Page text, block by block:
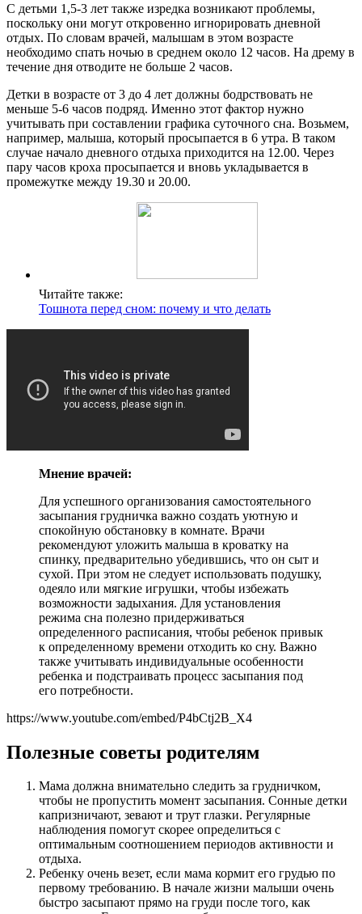
С детьми 1,5-3 лет также изредка возникают проблемы,
поскольку они могут откровенно игнорировать дневной
отдых. По словам врачей, малышам в этом возрасте
необходимо спать ночью в среднем около 12 часов. На дрему в
течение дня отводите не больше 2 часов.
Детки в возрасте от 3 до 4 лет должны бодрствовать не
меньше 5-6 часов подряд. Именно этот фактор нужно
учитывать при составлении графика суточного сна. Возьмем,
например, малыша, который просыпается в 6 утра. В таком
случае начало дневного отдыха приходится на 12.00. Через
пару часов кроха просыпается и вновь укладывается в
промежутке между 19.30 и 20.00.
Читайте также:
Тошнота перед сном: почему и что делать
Мнение врачей:
Для успешного организования самостоятельного
засыпания грудничка важно создать уютную и
спокойную обстановку в комнате. Врачи
рекомендуют уложить малыша в кроватку на
спинку, предварительно убедившись, что он сыт и
сухой. При этом не следует использовать подушку,
одеяло или мягкие игрушки, чтобы избежать
возможности задыхания. Для установления
режима сна полезно придерживаться
определенного расписания, чтобы ребенок привык
к определенному времени отходить ко сну. Важно
также учитывать индивидуальные особенности
ребенка и подстраивать процесс засыпания под
его потребности.
https://www.youtube.com/embed/P4bCtj2B_X4
Полезные советы родителям
Мама должна внимательно следить за грудничком,
чтобы не пропустить момент засыпания. Сонные детки
капризничают, зевают и трут глазки. Регулярные
наблюдения помогут скорее определиться с
оптимальным соотношением периодов активности и
отдыха.
Ребенку очень везет, если мама кормит его грудью по
первому требованию. В начале жизни малыши очень
быстро засыпают прямо на груди после того, как